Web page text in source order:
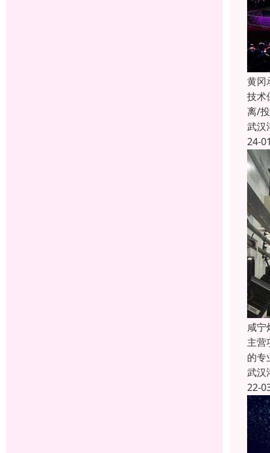
黄冈
技术
离/
武汉
24-
咸宁
主营
的专
武汉
22-